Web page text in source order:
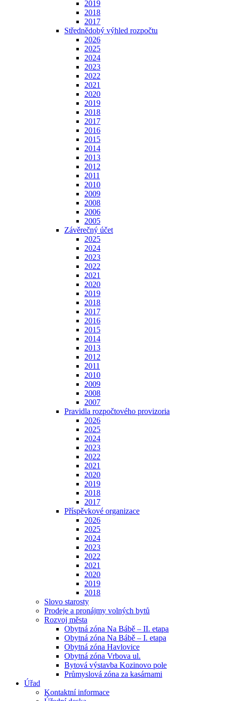
2019
2018
2017
Střednědobý výhled rozpočtu
2026
2025
2024
2023
2022
2021
2020
2019
2018
2017
2016
2015
2014
2013
2012
2011
2010
2009
2008
2006
2005
Závěrečný účet
2025
2024
2023
2022
2021
2020
2019
2018
2017
2016
2015
2014
2013
2012
2011
2010
2009
2008
2007
Pravidla rozpočtového provizoria
2026
2025
2024
2023
2022
2021
2020
2019
2018
2017
Příspěvkové organizace
2026
2025
2024
2023
2022
2021
2020
2019
2018
Slovo starosty
Prodeje a pronájmy volných bytů
Rozvoj města
Obytná zóna Na Bábě – II. etapa
Obytná zóna Na Bábě – I. etapa
Obytná zóna Havlovice
Obytná zóna Vrbova ul.
Bytová výstavba Kozinovo pole
Průmyslová zóna za kasárnami
Úřad
Kontaktní informace